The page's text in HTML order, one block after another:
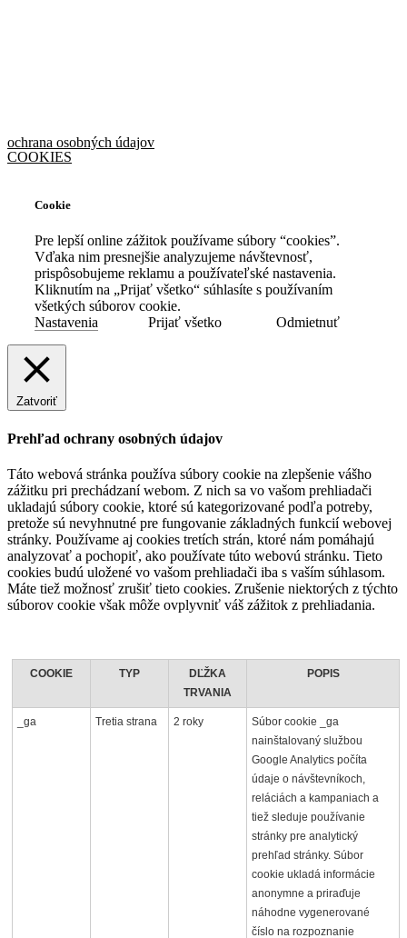
ochrana osobných údajov
COOKIES
Cookie
Pre lepší online zážitok používame súbory “cookies”.
Vďaka nim presnejšie analyzujeme návštevnosť,
prispôsobujeme reklamu a používateľské nastavenia.
Kliknutím na „Prijať všetko“ súhlasíte s používaním
všetkých súborov cookie.
Nastavenia
Prijať všetko Odmietnuť
Zatvoriť
Prehľad ochrany osobných údajov
Táto webová stránka používa súbory cookie na zlepšenie vášho
zážitku pri prechádzaní webom. Z nich sa vo vašom prehliadači
ukladajú súbory cookie, ktoré sú kategorizované podľa potreby,
pretože sú nevyhnutné pre fungovanie základných funkcií webovej
stránky. Používame aj cookies tretích strán, ktoré nám pomáhajú
analyzovať a pochopiť, ako používate túto webovú stránku. Tieto
cookies budú uložené vo vašom prehliadači iba s vaším súhlasom.
Máte tiež možnosť zrušiť tieto cookies. Zrušenie niektorých z týchto
súborov cookie však môže ovplyvniť váš zážitok z prehliadania.
COOKIE TYP
DĽŽKA
TRVANIA
POPIS
_ga Tretia strana 2 roky
Súbor cookie _ga
nainštalovaný službou
Google Analytics počíta
údaje o návštevníkoch,
reláciách a kampaniach a
tiež sleduje používanie
stránky pre analytický
prehľad stránky. Súbor
cookie ukladá informácie
anonymne a priraďuje
náhodne vygenerované
číslo na rozpoznanie